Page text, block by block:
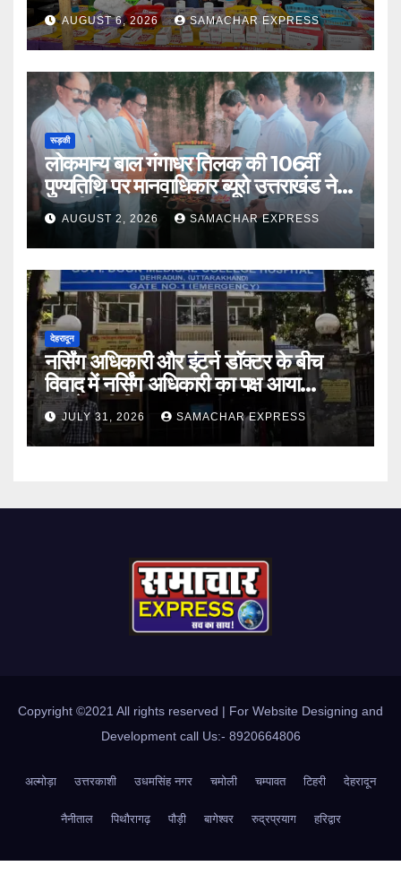
AUGUST 6, 2026 SAMACHAR EXPRESS
रूड़की
लोकमान्य बाल गंगाधर तिलक की 106वीं
पुण्यतिथि पर मानवाधिकार ब्यूरो उत्तराखंड ने दी
भावभीनी श्रद्धांजलि
AUGUST 2, 2026 SAMACHAR EXPRESS
देहरादून
नर्सिंग अधिकारी और इंटर्न डॉक्टर के बीच
विवाद में नर्सिंग अधिकारी का पक्ष आया
सामने,करी निष्पक्ष जांच की मांग
JULY 31, 2026 SAMACHAR EXPRESS
Copyright ©2021 All rights reserved | For Website Designing and
Development call Us:- 8920664806
अल्मोड़ा उत्तरकाशी उधमसिंह नगर चमोली चम्पावत टिहरी देहरादून
नैनीताल पिथौरागढ़ पौड़ी बागेश्वर रुद्रप्रयाग हरिद्वार